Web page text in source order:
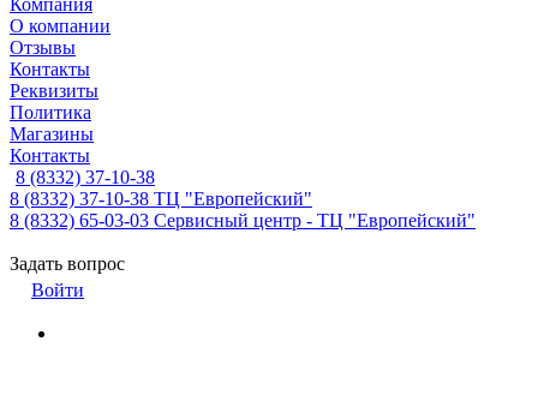
Компания
О компании
Отзывы
Контакты
Реквизиты
Политика
Магазины
Контакты
8 (8332) 37-10-38
8 (8332) 37-10-38 ТЦ "Европейский"
8 (8332) 65-03-03 Сервисный центр - ТЦ "Европейский"
Задать вопрос
Войти